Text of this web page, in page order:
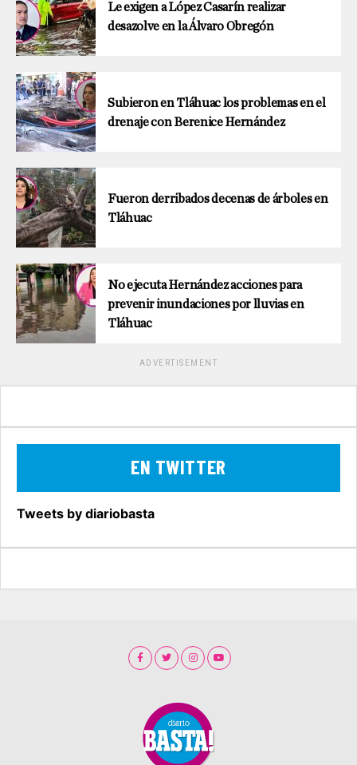
Le exigen a López Casarín realizar
desazolve en la Álvaro Obregón
Subieron en Tláhuac los problemas en el
drenaje con Berenice Hernández
Fueron derribados decenas de árboles en
Tláhuac
No ejecuta Hernández acciones para
prevenir inundaciones por lluvias en
Tláhuac
ADVERTISEMENT
EN TWITTER
Tweets by diariobasta